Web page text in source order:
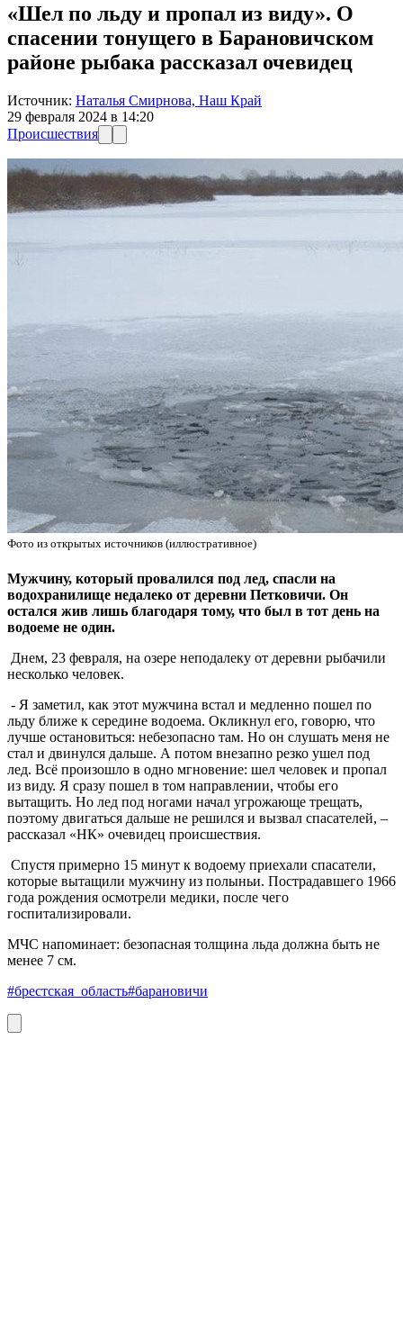
«Шел по льду и пропал из виду». О
спасении тонущего в Барановичском
районе рыбака рассказал очевидец
Источник: Наталья Смирнова, Наш Край
29 февраля 2024 в 14:20
Происшествия
Фото из открытых источников (иллюстративное)
Мужчину, который провалился под лед, спасли на
водохранилище недалеко от деревни Петковичи. Он
остался жив лишь благодаря тому, что был в тот день на
водоеме не один.
Днем, 23 февраля, на озере неподалеку от деревни рыбачили
несколько человек.
- Я заметил, как этот мужчина встал и медленно пошел по
льду ближе к середине водоема. Окликнул его, говорю, что
лучше остановиться: небезопасно там. Но он слушать меня не
стал и двинулся дальше. А потом внезапно резко ушел под
лед. Всё произошло в одно мгновение: шел человек и пропал
из виду. Я сразу пошел в том направлении, чтобы его
вытащить. Но лед под ногами начал угрожающе трещать,
поэтому двигаться дальше не решился и вызвал спасателей, –
рассказал «НК» очевидец происшествия.
Спустя примерно 15 минут к водоему приехали спасатели,
которые вытащили мужчину из полыньи. Пострадавшего 1966
года рождения осмотрели медики, после чего
госпитализировали.
МЧС напоминает: безопасная толщина льда должна быть не
менее 7 см.
#брестская_область#барановичи